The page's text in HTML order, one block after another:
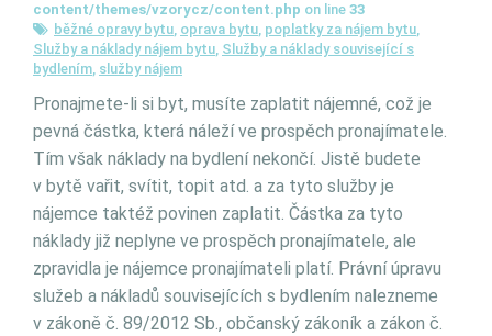
content/themes/vzorycz/content.php on line 33
běžné opravy bytu, oprava bytu, poplatky za nájem bytu,
Služby a náklady nájem bytu, Služby a náklady související s
bydlením, služby nájem
Pronajmete-li si byt, musíte zaplatit nájemné, což je
pevná částka, která náleží ve prospěch pronajímatele.
Tím však náklady na bydlení nekončí. Jistě budete
v bytě vařit, svítit, topit atd. a za tyto služby je
nájemce taktéž povinen zaplatit. Částka za tyto
náklady již neplyne ve prospěch pronajímatele, ale
zpravidla je nájemce pronajímateli platí. Právní úpravu
služeb a nákladů souvisejících s bydlením nalezneme
v zákoně č. 89/2012 Sb., občanský zákoník a zákon č.